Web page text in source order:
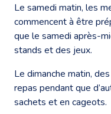
Le samedi matin, les
commencent à être
que le samedi après-
stands et des jeux.
Le dimanche matin,
repas pendant que
sachets et en cageots.